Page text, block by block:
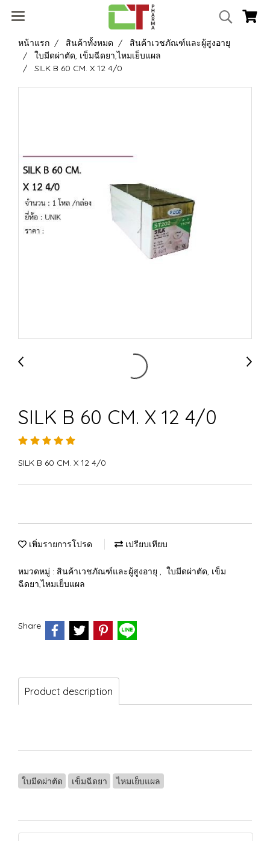
หน้าแรก สินค้าทั้งหมด
สินค้าเวชภัณฑ์และผู้สูงอายุ
ใบมีดผ่าตัด, เข็มฉีดยา,ไหมเย็บแผล
SILK B 60 CM. X 12 4/0
SILK B 60 CM. X 12 4/0
SILK B 60 CM. X 12 4/0
เพิ่มรายการโปรด เปรียบเทียบ
หมวดหมู่ : สินค้าเวชภัณฑ์และผู้สูงอายุ , ใบมีดผ่าตัด, เข็ม
ฉีดยา,ไหมเย็บแผล
Share
Product description
ใบมีดผ่าตัด เข็มฉีดยา ไหมเย็บแผล